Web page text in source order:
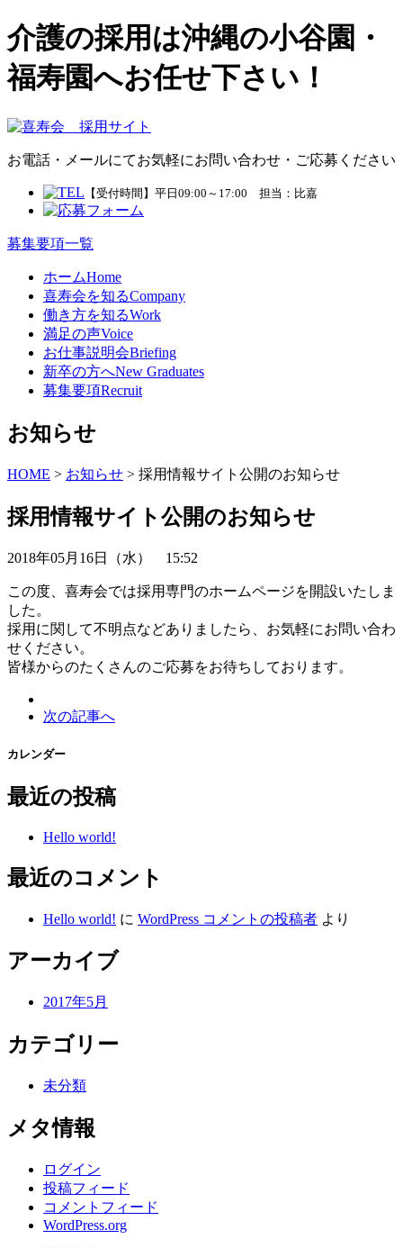
介護の採用は沖縄の小谷園・
福寿園へお任せ下さい！
お電話・メールにてお気軽にお問い合わせ・ご応募ください
【受付時間】平日09:00～17:00 担当：比嘉
募集要項一覧
ホームHome
喜寿会を知るCompany
働き方を知るWork
満足の声Voice
お仕事説明会Briefing
新卒の方へNew Graduates
募集要項Recruit
お知らせ
HOME > お知らせ > 採用情報サイト公開のお知らせ
採用情報サイト公開のお知らせ
2018年05月16日（水） 15:52
この度、喜寿会では採用専門のホームページを開設いたしま
した。
採用に関して不明点などありましたら、お気軽にお問い合わ
せください。
皆様からのたくさんのご応募をお待ちしております。
次の記事へ
カレンダー
最近の投稿
Hello world!
最近のコメント
Hello world! に WordPress コメントの投稿者 より
アーカイブ
2017年5月
カテゴリー
未分類
メタ情報
ログイン
投稿フィード
コメントフィード
WordPress.org